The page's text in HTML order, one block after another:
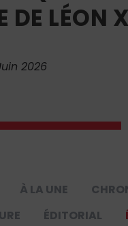
DE LÉON
2026
À LA UNE
ÉDITORIAL